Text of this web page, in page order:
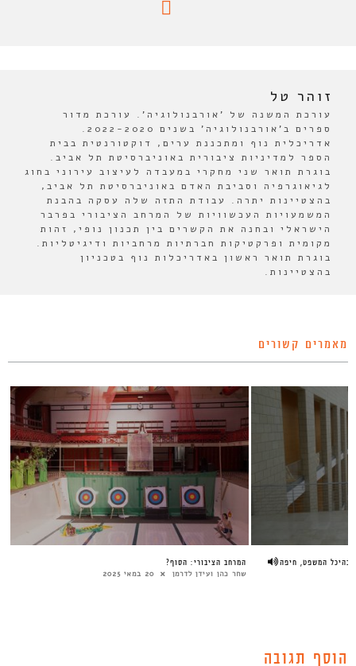
זוהר טל
עורכת המשנה של 'אורבנולוגיה'. עורכת מדור
ספרים ב'אורבנולוגיה' בשנים 2022-2020.
אדריכלית נוף ומתכננת ערים, דוקטורנטית בבית
הספר למדיניות ציבורית באוניברסיטת תל אביב.
בוגרת תואר שני מחקרי במעבדה לעיצוב עירוני בחוג
לגיאוגרפיה וסביבת האדם באוניברסיטת תל אביב,
בהצטיינות יתרה. עבודת התזה שלה עסקה בהבנת
המשמעויות העכשוויות של המרחב הציבורי בפרבר
הישראלי ובחנה את הקשרים בין תכנון נופי, זהות
מקומית ופרקטיקות חברתיות מרחביות ודיגיטליות.
בוגרת תואר ראשון באדריכלות נוף בטכניון
בהצטיינות.
מאמרים קשורים
המרחב הציבורי: הסוף?
שחר כהן ועידן לדרמן 20 במאי 2025
בהיכל המשפט, חיפה
הוסף תגובה